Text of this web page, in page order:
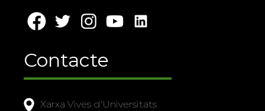
Contacte
Xarxa Vives d'Universitats